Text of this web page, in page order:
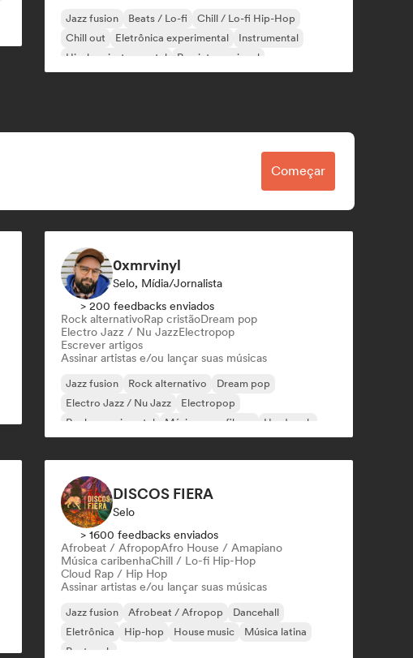
Jazz fusion Beats / Lo-fi
Chill / Lo-fi Hip-Hop
Chill out
Eletrônica experimental
Instrumental
Hip-hop instrumental
Rap internacional
Começar
0xmrvinyl
Selo, Mídia/Jornalista
> 200 feedbacks enviados
Rock alternativoRap cristãoDream pop
Electro Jazz / Nu JazzElectropop
Escrever artigos
Assinar artistas e/ou lançar suas músicas
Jazz fusion Rock alternativo
Dream pop
Electro Jazz / Nu Jazz
Electropop
Rock experimental
Música para filmes Hard rock
DISCOS FIERA
Selo
> 1600 feedbacks enviados
Afrobeat / AfropopAfro House / Amapiano
Música caribenhaChill / Lo-fi Hip-Hop
Cloud Rap / Hip Hop
Assinar artistas e/ou lançar suas músicas
Jazz fusion Afrobeat / Afropop
Dancehall
Eletrônica
Hip-hop House music
Música latina
Post rock